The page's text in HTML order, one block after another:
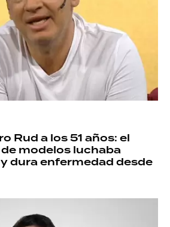
Rud a los 51 años: el
modelos luchaba
dura enfermedad desde